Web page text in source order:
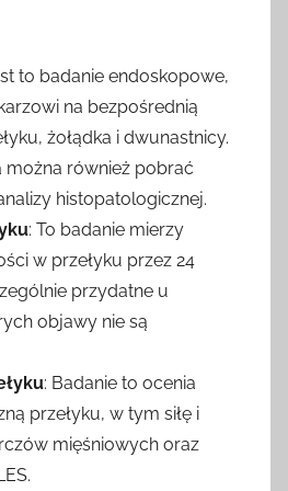
to badanie endoskopowe,
na bezpośrednią
żołądka i dwunastnicy.
można również pobrać
histopatologicznej.
: To badanie mierzy
w przełyku przez 24
przydatne u
objawy nie są
: Badanie to ocenia
przełyku, w tym siłę i
mięśniowych oraz